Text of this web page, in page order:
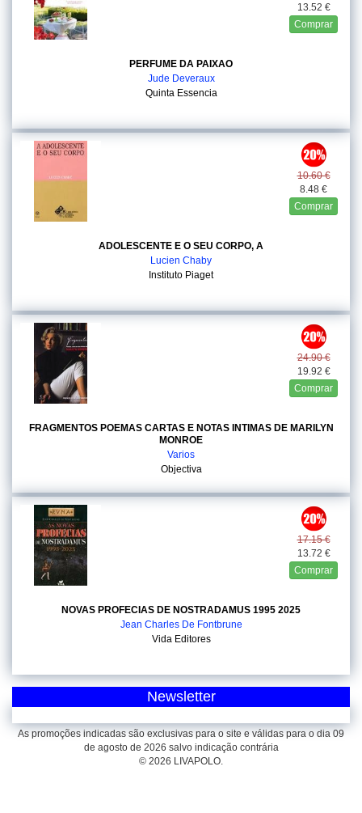
13.52 €
Comprar
PERFUME DA PAIXAO
Jude Deveraux
Quinta Essencia
10.60 €
8.48 €
Comprar
ADOLESCENTE E O SEU CORPO, A
Lucien Chaby
Instituto Piaget
24.90 €
19.92 €
Comprar
FRAGMENTOS POEMAS CARTAS E NOTAS INTIMAS DE MARILYN
MONROE
Varios
Objectiva
17.15 €
13.72 €
Comprar
NOVAS PROFECIAS DE NOSTRADAMUS 1995 2025
Jean Charles De Fontbrune
Vida Editores
Newsletter
As promoções indicadas são exclusivas para o site e válidas para o dia 09
de agosto de 2026 salvo indicação contrária
© 2026 LIVAPOLO.